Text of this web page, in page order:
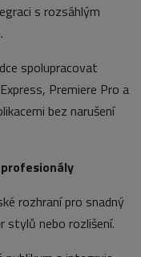
s rozsáhlým
spolupracovat
Premiere Pro a
bez narušení
rozhraní pro snadný
stylů nebo rozlišení.